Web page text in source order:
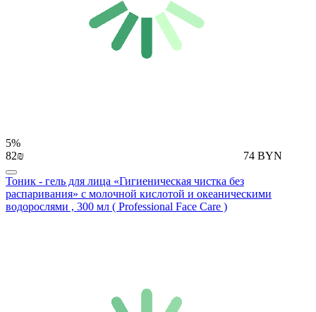
5%
82₪
74 BYN
Тоник - гель для лица «Гигиеническая чистка без
распаривания» с молочной кислотой и океаническими
водорослями , 300 мл ( Professional Face Care )